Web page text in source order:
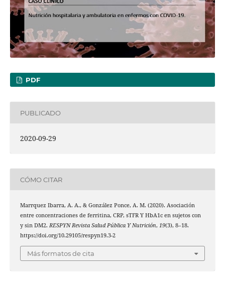
PDF
PUBLICADO
2020-09-29
CÓMO CITAR
Marrquez Ibarra, A. A., & González Ponce, A. M. (2020). Asociación
entre concentraciones de ferritina, CRP, sTFR Y HbA1c en sujetos con
y sin DM2. RESPYN Revista Salud Pública Y Nutrición, 19(3), 8–18.
https://doi.org/10.29105/respyn19.3-2
Más formatos de cita